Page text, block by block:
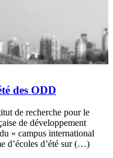
des ODD
de recherche pour le
de développement
« campus international
d’écoles d’été sur (…)